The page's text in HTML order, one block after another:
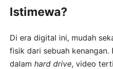
Istimewa?
Di era digital ini, mudah
fisik dari sebuah
dalam hard drive, video